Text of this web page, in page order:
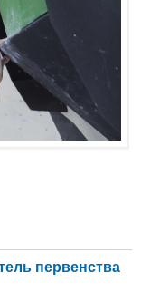
первенства